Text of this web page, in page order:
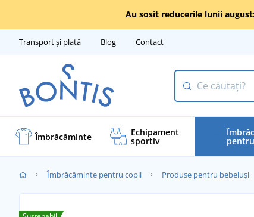
Au sosit reducerile lunii
Transport și plată Blog Contact
Îmbrăcăminte Echipament
sportiv
Îmbrăcăminte pentru copii Produse pentru bebeluși